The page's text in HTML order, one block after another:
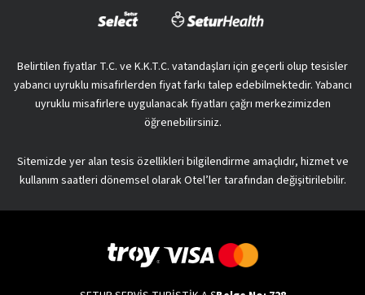
Belirtilen fiyatlar T.C. ve K.K.T.C. vatandaşları için geçerli olup tesisler
yabancı uyruklu misafirlerden fiyat farkı talep edebilmektedir. Yabancı
uyruklu misafirlere uygulanacak fiyatları çağrı merkezimizden
öğrenebilirsiniz.
Sitemizde yer alan tesis özellikleri bilgilendirme amaçlıdır, hizmet ve
kullanım saatleri dönemsel olarak Otel’ler tarafından değişitirilebilir.